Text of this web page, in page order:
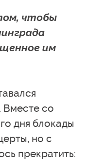
чтобы
им
Вместе со
дня блокады
но с
прекратить: